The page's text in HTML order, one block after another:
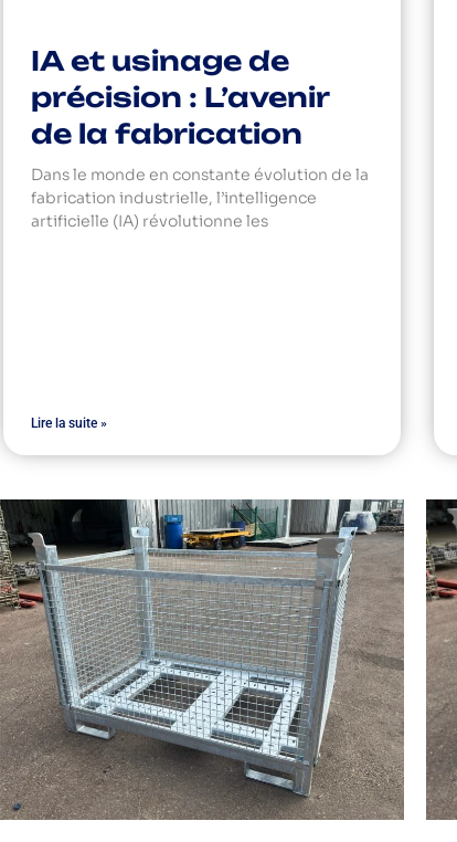
IA et usinage de
précision : L’avenir
de la fabrication
Dans le monde en constante évolution de la
fabrication industrielle, l’intelligence
artificielle (IA) révolutionne les
Lire la suite »